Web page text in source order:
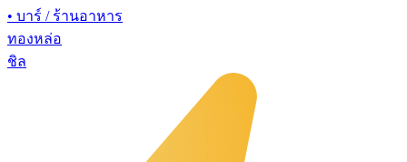
• บาร์ / ร้านอาหาร
ทองหล่อ
ชิล